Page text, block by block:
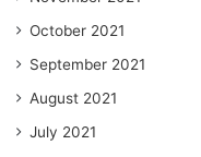
October 2021
September 2021
August 2021
July 2021